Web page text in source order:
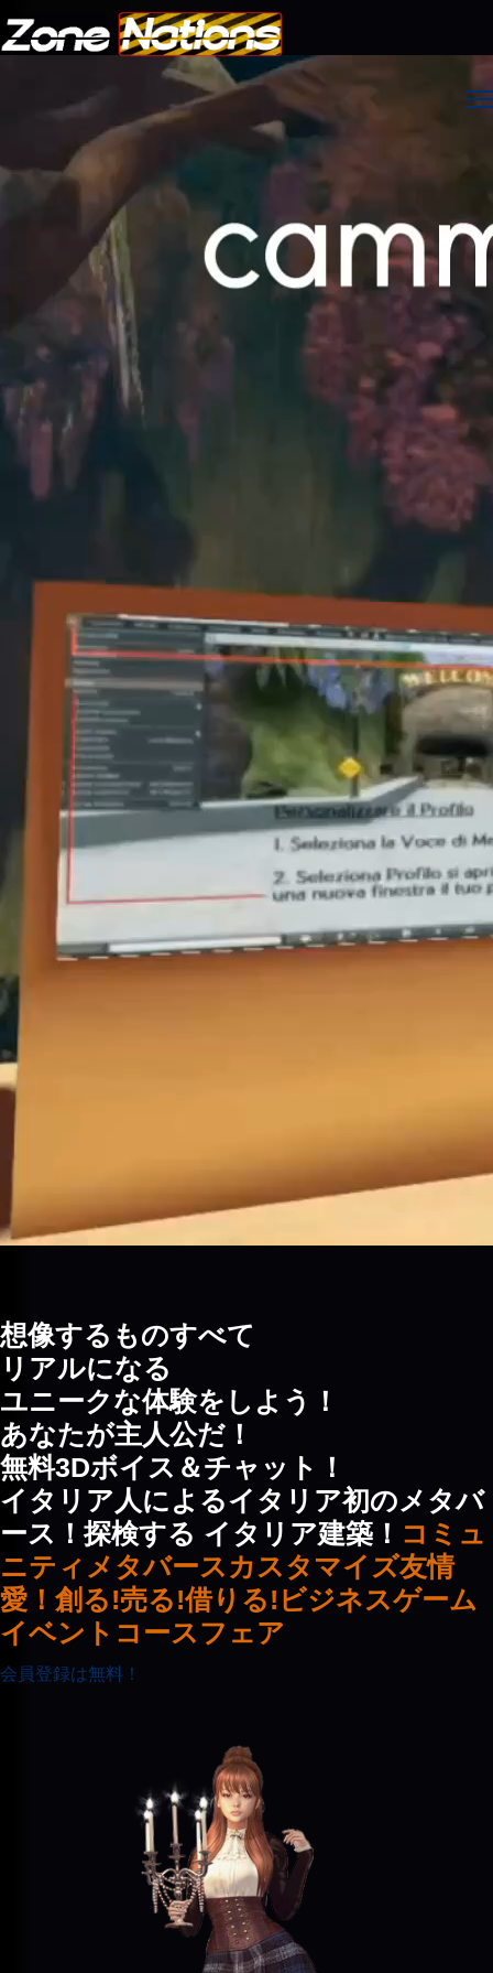
想像するものすべて
リアルになる
ユニークな体験をしよう！
あなたが主人公だ！
無料3Dボイス＆チャット！
イタリア人によるイタリア初のメタバ
ース！探検する イタリア建築！ コミュ
ニティ メタバース カスタマイズ友情
愛！ 創る!売る!借りる! ビジネスゲーム
イベント コースフェア
会員登録は無料！